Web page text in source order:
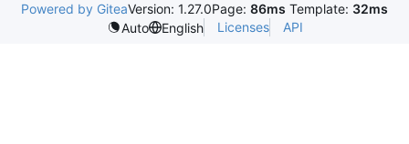
Powered by GiteaVersion: 1.27.0Page: 86ms Template: 32ms
Auto
English Licenses API